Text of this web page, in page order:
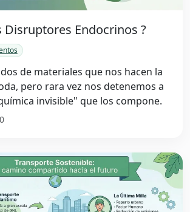
Disruptores Endocrinos ?
de materiales que nos hacen la
pero rara vez nos detenemos a
invisible" que los compone.